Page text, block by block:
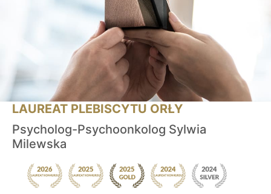
LAUREAT PLEBISCYTU ORŁY
Psycholog-Psychoonkolog Sylwia
Milewska